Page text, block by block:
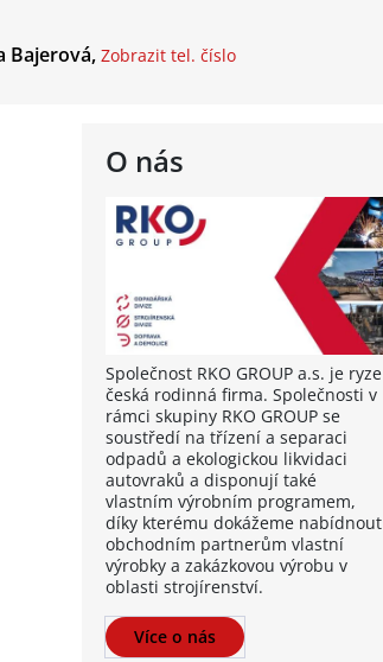
Bajerová, Zobrazit tel. číslo
O nás
Společnost RKO GROUP a.s. je ryze
česká rodinná firma. Společnosti v
rámci skupiny RKO GROUP se
soustředí na třízení a separaci
odpadů a ekologickou likvidaci
autovraků a disponují také
vlastním výrobním programem,
díky kterému dokážeme nabídnout
obchodním partnerům vlastní
výrobky a zakázkovou výrobu v
oblasti strojírenství.
Více o nás